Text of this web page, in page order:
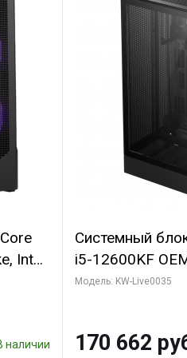
Intel
наличии
Системный
i5-12600KF
7, C10 4EC/
SSD)
Модель: KW-Live0035
170 662